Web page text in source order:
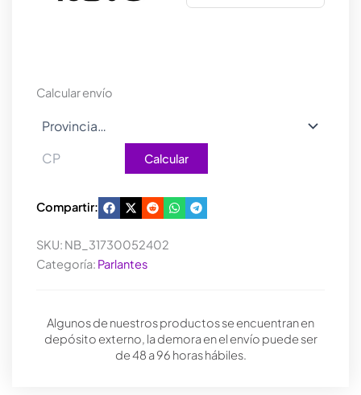
Calcular envío
Calcular
Compartir:
SKU: NB_31730052402
Categoría: Parlantes
Algunos de nuestros productos se encuentran en
depósito externo, la demora en el envío puede ser
de 48 a 96 horas hábiles.